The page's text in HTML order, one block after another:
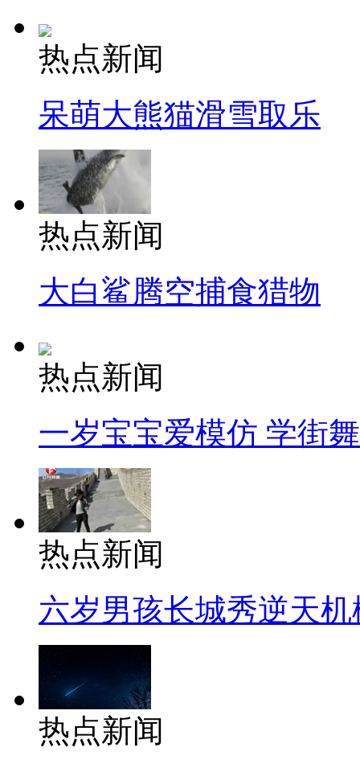
热点新闻
呆萌大熊猫滑雪取乐
热点新闻
大白鲨腾空捕食猎物
热点新闻
一岁宝宝爱模仿 学街
热点新闻
六岁男孩长城秀逆天机
热点新闻